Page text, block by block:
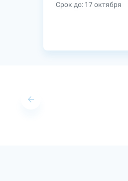
Срок до: 17 октября